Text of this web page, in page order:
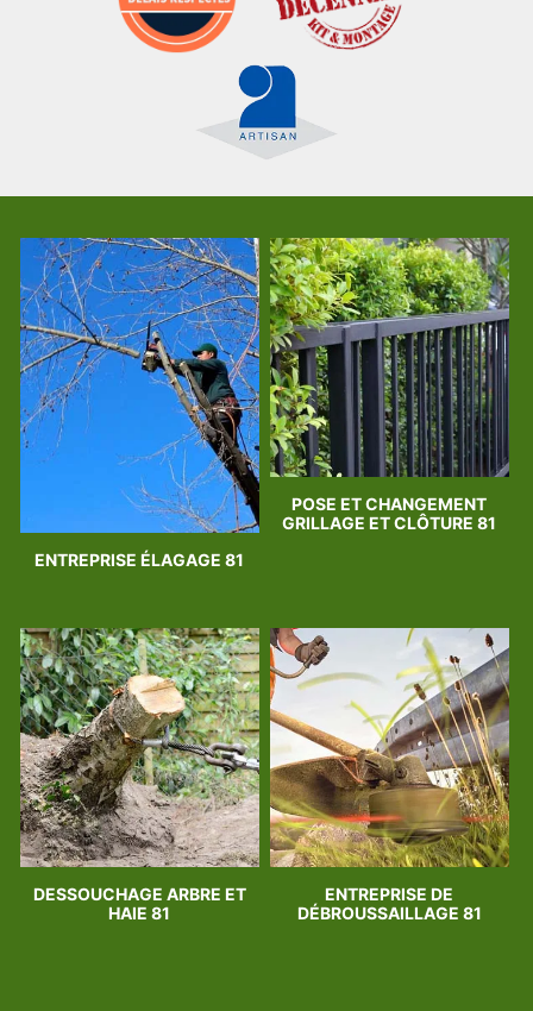
ENTREPRISE ÉLAGAGE 81
POSE ET CHANGEMENT
GRILLAGE ET CLÔTURE 81
DESSOUCHAGE ARBRE ET
HAIE 81
ENTREPRISE DE
DÉBROUSSAILLAGE 81